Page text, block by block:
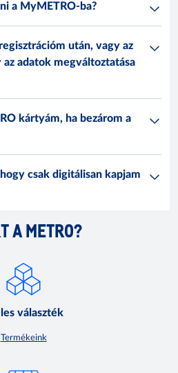
a MyMETRO-ba?
után, vagy az
adatok megváltoztatása
kártyám, ha bezárom a
csak digitálisan kapjam
A METRO?
választék
Termékeink